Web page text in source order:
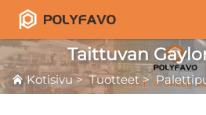
Taittuvan
Kotisivu>Tuotteet>